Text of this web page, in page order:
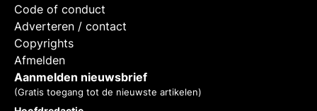
Code of conduct
Adverteren / contact
Copyrights
Afmelden
Aanmelden nieuwsbrief
(Gratis toegang tot de nieuwste artikelen)